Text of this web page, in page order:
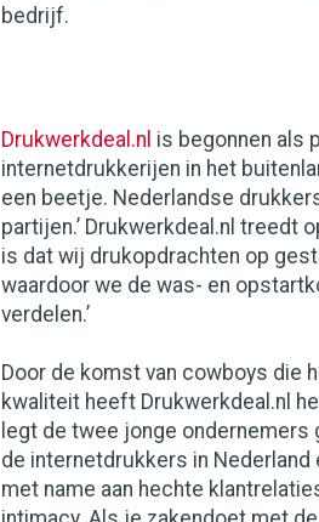
bedrijf.
Drukwerkdeal.nl is begonnen als
internetdrukkerijen in het
een beetje. Nederlandse
partijen.’ Drukwerkdeal.nl treedt
is dat wij drukopdrachten op
waardoor we de was- en
verdelen.’
Door de komst van cowboys die
kwaliteit heeft Drukwerkdeal.nl
legt de twee jonge
de internetdrukkers in
met name aan hechte